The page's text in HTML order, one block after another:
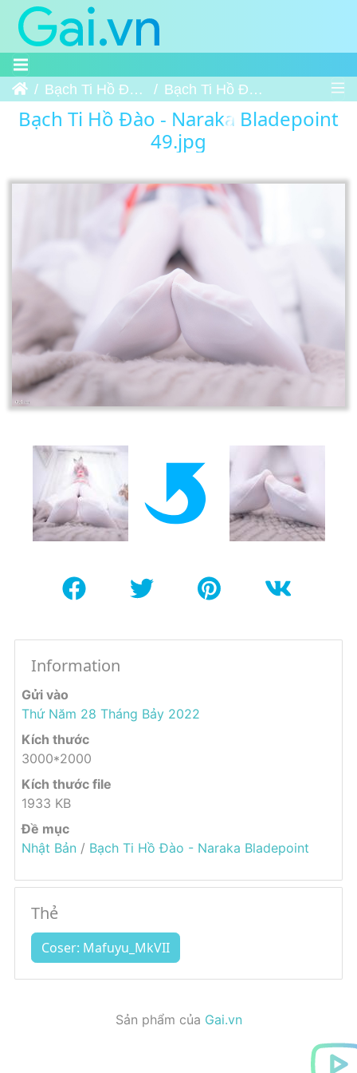
Trang chủBạch Ti Hồ Đào - Naraka Bladepoint Bạch Ti Hồ Đào - Naraka Bladepoint 49
Bạch Ti Hồ Đào - Naraka Bladepoint
49.jpg
Information
Gửi vào
Thứ Năm 28 Tháng Bảy 2022
Kích thước
3000*2000
Kích thước file
1933 KB
Đề mục
Nhật Bản / Bạch Ti Hồ Đào - Naraka Bladepoint
Thẻ
Coser: Mafuyu_MkVII
Sản phẩm của Gai.vn